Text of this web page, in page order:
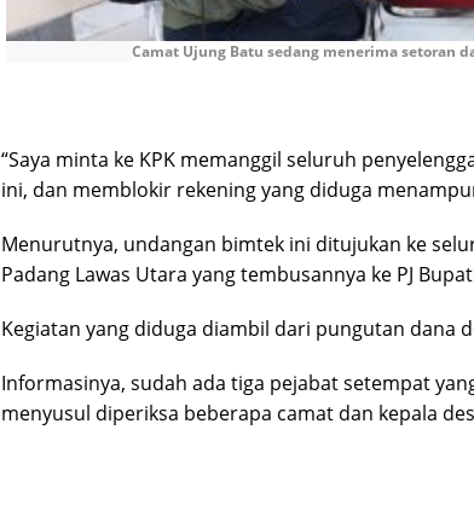
Camat Ujung Batu sedang menerima setoran
“Saya minta ke KPK memanggil seluruh
ini, dan memblokir rekening yang diduga
Menurutnya, undangan bimtek ini ditujukan ke
Padang Lawas Utara yang tembusannya ke PJ
Kegiatan yang diduga diambil dari pungutan dana
Informasinya, sudah ada tiga pejabat setempat
menyusul diperiksa beberapa camat dan kepala